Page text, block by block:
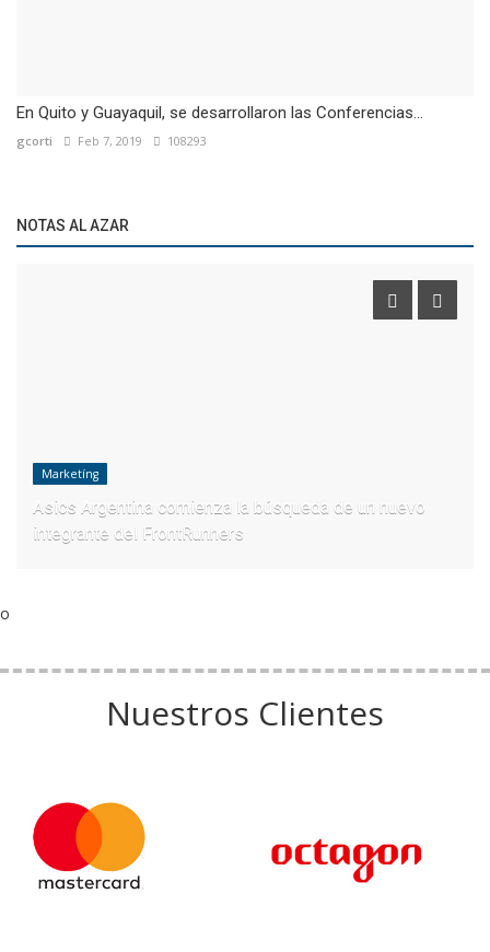
En Quito y Guayaquil, se desarrollaron las Conferencias...
gcorti Feb 7, 2019 108293
NOTAS AL AZAR
Marketíng
Asics Argentina comienza la búsqueda de un nuevo
integrante del FrontRunners
o
Nuestros Clientes